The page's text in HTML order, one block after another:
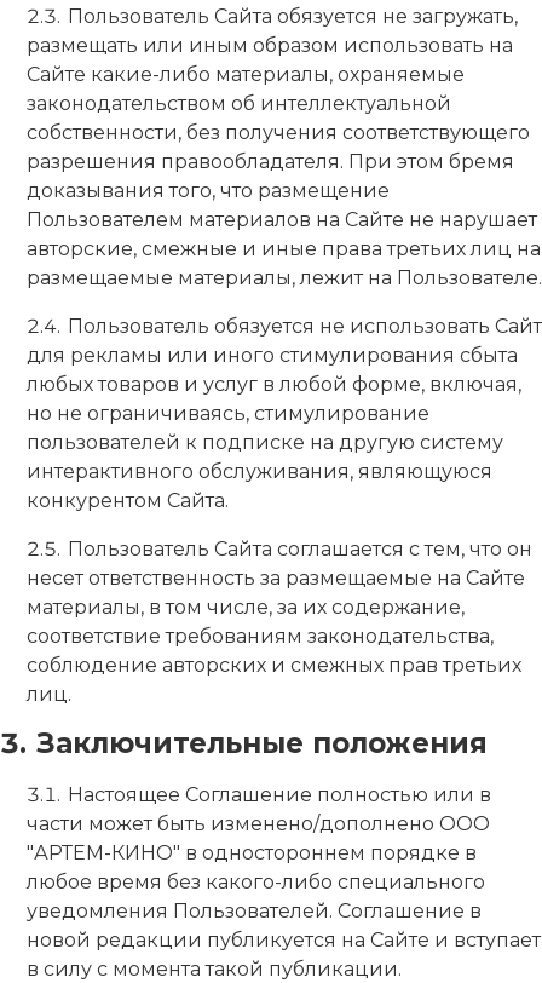
Пользователь Сайта обязуется не загружать,
размещать или иным образом использовать на
Сайте какие-либо материалы, охраняемые
законодательством об интеллектуальной
собственности, без получения соответствующего
разрешения правообладателя. При этом бремя
доказывания того, что размещение
Пользователем материалов на Сайте не нарушает
авторские, смежные и иные права третьих лиц на
размещаемые материалы, лежит на Пользователе.
Пользователь обязуется не использовать Сайт
для рекламы или иного стимулирования сбыта
любых товаров и услуг в любой форме, включая,
но не ограничиваясь, стимулирование
пользователей к подписке на другую систему
интерактивного обслуживания, являющуюся
конкурентом Сайта.
Пользователь Сайта соглашается с тем, что он
несет ответственность за размещаемые на Сайте
материалы, в том числе, за их содержание,
соответствие требованиям законодательства,
соблюдение авторских и смежных прав третьих
лиц.
Заключительные положения
Настоящее Соглашение полностью или в
части может быть изменено/дополнено ООО
"АРТЕМ-КИНО" в одностороннем порядке в
любое время без какого-либо специального
уведомления Пользователей. Соглашение в
новой редакции публикуется на Сайте и вступает
в силу с момента такой публикации.